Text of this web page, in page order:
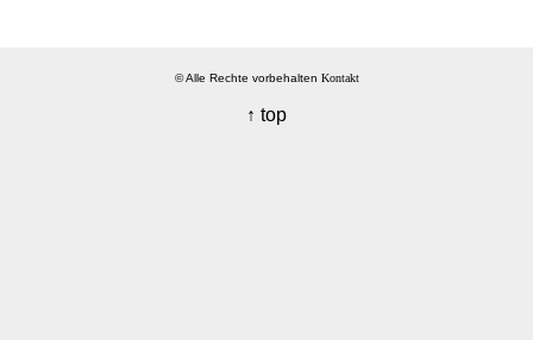
© Alle Rechte vorbehalten Kontakt
↑ top